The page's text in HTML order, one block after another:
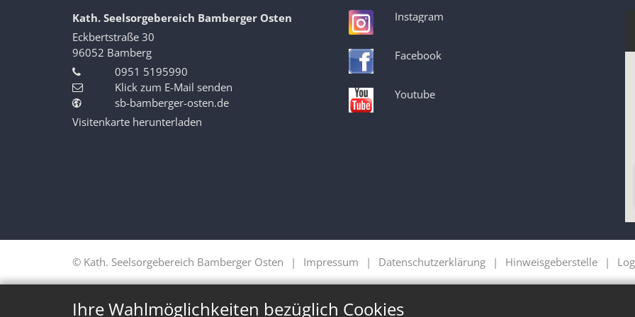
Ihre Wahlmöglichkeiten bezüglich Cookies
Kath. Seelsorgebereich Bamberger Osten
Eckbertstraße 30
96052 Bamberg
0951 5195990
Klick zum E-Mail senden
sb-bamberger-osten.de
Visitenkarte herunterladen
Instagram
Facebook
Youtube
© Kath. Seelsorgebereich Bamberger Osten Impressum Datenschutzerklärung Hinweisgeberstelle